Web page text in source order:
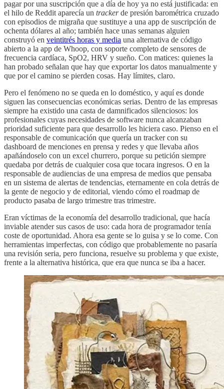
pagar por una suscripción que a día de hoy ya no está justificada: en
el hilo de Reddit aparecía un trackerde presión barométrica cruzado
con episodios de migraña que sustituye a una app de suscripción de
ochenta dólares al año; también hace unas semanas alguien
construyó en veintitrés horas y media una alternativa de código
abierto a la app de Whoop, con soporte completo de sensores de
frecuencia cardíaca, SpO2, HRV y sueño. Con matices: quienes la
han probado señalan que hay que exportar los datos manualmente y
que por el camino se pierden cosas. Hay límites, claro.
Pero el fenómeno no se queda en lo doméstico, y aquí es donde
siguen las consecuencias económicas serias. Dentro de las empresas
siempre ha existido una casta de damnificados silenciosos: los
profesionales cuyas necesidades de software nunca alcanzaban
prioridad suficiente para que desarrollo les hiciera caso. Pienso en el
responsable de comunicación que quería un tracker con su
dashboard de menciones en prensa y redes y que llevaba años
apañándoselo con un excel churrero, porque su petición siempre
quedaba por detrás de cualquier cosa que tocara ingresos. O en la
responsable de audiencias de una empresa de medios que pensaba
en un sistema de alertas de tendencias, eternamente en cola detrás de
la gente de negocio y de editorial, viendo cómo el roadmap de
producto pasaba de largo trimestre tras trimestre.
Eran víctimas de la economía del desarrollo tradicional, que hacía
inviable atender sus casos de uso: cada hora de programador tenía
coste de oportunidad. Ahora esa gente se lo guisa y se lo come. Con
herramientas imperfectas, con código que probablemente no pasaría
una revisión seria, pero funciona, resuelve su problema y que existe,
frente a la alternativa histórica, que era que nunca se iba a hacer.